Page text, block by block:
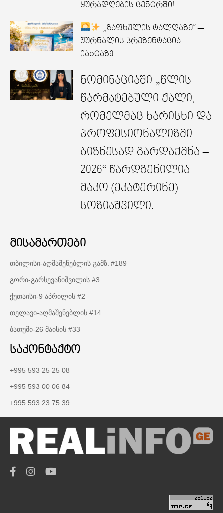
ყურადღების ცენტრში!
„ზაფხულის ტალღაზე“ —
ჟურნალის პრეზენტაცია
იახტაზე
ნომინაციაში „წლის
წარმატებული ქალი,
რომელმაც ხარისხი და
პროფესიონალიზმი
ბიზნესად გარდაქმნა –
2026“ წარდგენილია
მაკო (ეკატერინე)
სოზიაშვილი.
მისამართები
თბილისი-აღმაშენებლის გამზ. #189
გორი-გარსევანიშვილის #3
ქუთაისი-9 აპრილის #2
თელავი-აღმაშენებლის #14
ბათუმი-26 მაისის #33
საკონტაქტო
+995 593 25 25 08
+995 593 00 06 84
+995 593 23 75 39